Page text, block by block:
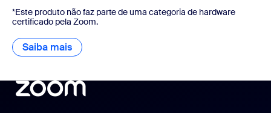
*Este produto não faz parte de uma categoria de hardware
certificado pela Zoom.
Saiba mais Saiba mais